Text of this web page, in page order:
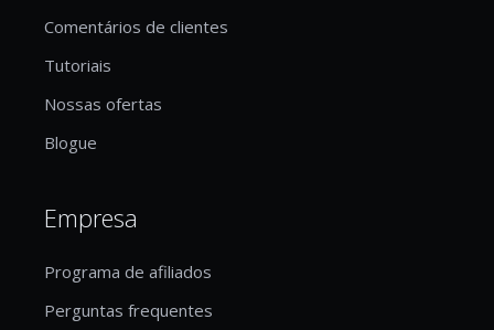
Comentários de clientes
Tutoriais
Nossas ofertas
Blogue
Empresa
Programa de afiliados
Perguntas frequentes